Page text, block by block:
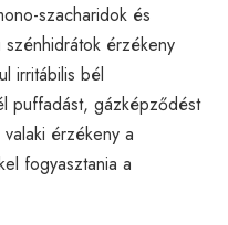
szacharidok és
érzékeny
irritábilis bél
puffadást, gázképződést
érzékeny a
fogyasztania a